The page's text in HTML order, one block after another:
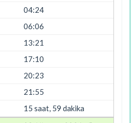
04:24
06:06
13:21
17:10
20:23
21:55
15 saat, 59 dakika